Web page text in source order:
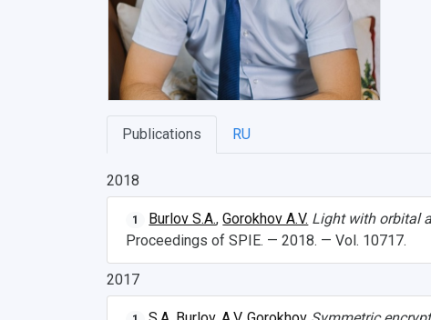
Publications RU
2018
1 Burlov S.A.,Gorokhov A.V. Light with orbital
Proceedings of SPIE. — 2018. — Vol. 10717.
2017